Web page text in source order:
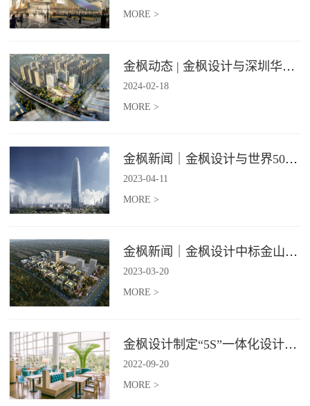
MORE >
金枫动态 | 金枫设计与深圳华强集团携手打造华强商业旗舰项目——宝安华强广场美食街区
2024-02-18
MORE >
金枫新闻｜金枫设计与世界500强—索迪斯集团合作，携手打造广州星河湾中心美食广场
2023-04-11
MORE >
金枫新闻｜金枫设计中标金山集团餐饮楼设计项目，打造科学与艺术相结合的就餐空间
2023-03-20
MORE >
金枫设计制定“5S”一体化设计标准，让商业全案设计导入团餐空间规划
2022-09-20
MORE >